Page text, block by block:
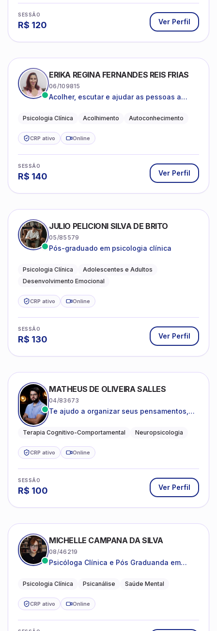
SESSÃO
R$ 120 Ver Perfil
ERIKA REGINA FERNANDES REIS FRIAS
06/109815
Acolher, escutar e ajudar as pessoas a
Psicologia Clínica Acolhimento Autoconhecimento
CRP ativo Online
SESSÃO
R$ 140 Ver Perfil
JULIO PELICIONI SILVA DE BRITO
05/85579
Pós-graduado em psicologia clínica
Psicologia Clínica
Adolescentes e Adultos
Desenvolvimento Emocional
CRP ativo Online
SESSÃO
R$ 130 Ver Perfil
MATHEUS DE OLIVEIRA SALLES
04/83673
Te ajudo a organizar seus pensamentos,
clareza e sentido, com uma terapia
Terapia Cognitivo-Comportamental Neuropsicologia
CRP ativo Online
SESSÃO
R$ 100 Ver Perfil
MICHELLE CAMPANA DA SILVA
08/46219
Psicóloga Clínica e Pós Graduanda em
Psicologia Clínica Psicanálise Saúde Mental
CRP ativo Online